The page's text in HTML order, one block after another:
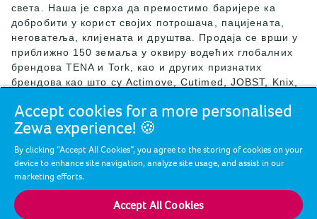
света. Наша је сврха да премостимо баријере ка
добробити у корист својих потрошача, пацијената,
неговатеља, клијената и друштва. Продаја се врши у
приближно 150 земаља у оквиру водећих глобалних
брендова TENA и Tork, као и других признатих
брендова као што су Actimove, Cutimed, JOBST, Knix,
Nosotras, Saba, Tempo, TOM Organic и Zewa. Током
2024. године, компанија Essity је остварила нето
милијарди EUR), а запошљавала је 36.000 људи.
Седиште компаније Essity се налази у Стокхолму, у
Stockholm. Више информација потражите на веб сајту
essity.com.
Accept cookies for a more personalised
Zewa experience! 🍪
By clicking “Accept All Cookies”, you agree to the storing of cookies on your
device to enhance site navigation, analyze site usage, and assist in our
marketing efforts.
Accept All Cookies